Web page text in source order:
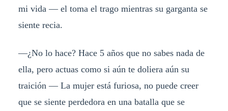
mi vida — el toma el trago mientras su garganta se
siente recia.
—¿No lo hace? Hace 5 años que no sabes nada de
ella, pero actuas como si aún te doliera aún su
traición — La mujer está furiosa, no puede creer
que se siente perdedora en una batalla que se